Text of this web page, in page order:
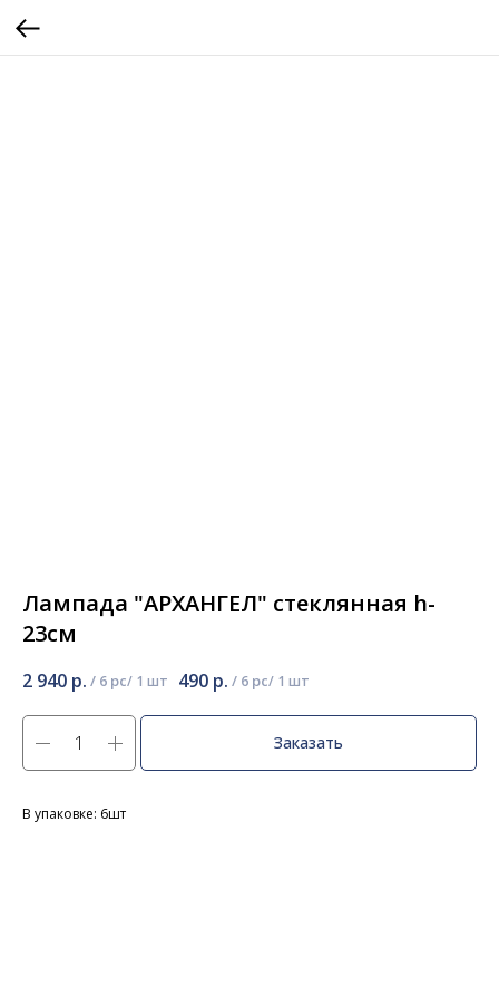
Лампада "АРХАНГЕЛ" стеклянная h-
23см
2 940 р. / 6 pc 490 р. / 6 pc
Заказать
В упаковке: 6шт